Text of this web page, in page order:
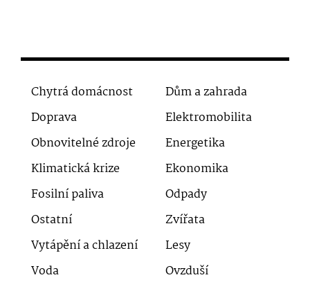
Chytrá domácnost
Dům a zahrada
Doprava
Elektromobilita
Obnovitelné zdroje
Energetika
Klimatická krize
Ekonomika
Fosilní paliva
Odpady
Ostatní
Zvířata
Vytápění a chlazení
Lesy
Voda
Ovzduší